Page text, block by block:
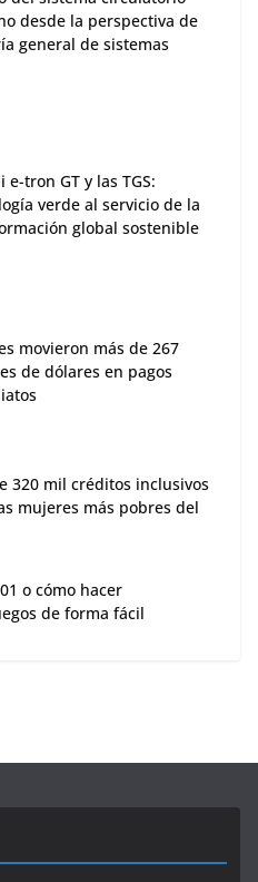
desde la perspectiva de
general de sistemas
e-tron GT y las TGS:
verde al servicio de la
global sostenible
movieron más de 267
de dólares en pagos
320 mil créditos inclusivos
mujeres más pobres del
o cómo hacer
de forma fácil